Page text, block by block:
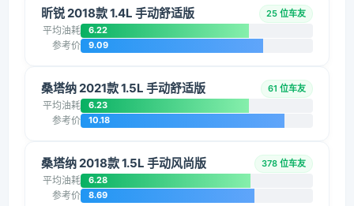
昕锐 2018款 1.4L 手动舒适版 25 位车友
平均油耗 6.22
参考价 9.09
桑塔纳 2021款 1.5L 手动舒适版 61 位车友
平均油耗 6.23
参考价 10.18
桑塔纳 2018款 1.5L 手动风尚版 378 位车友
平均油耗 6.28
参考价 8.69